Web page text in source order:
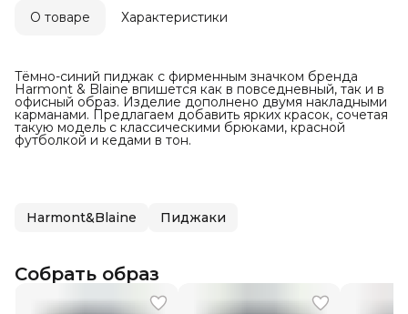
Оплата после примерки
О товаре Характеристики
Тёмно-синий пиджак с фирменным значком бренда
Harmont & Blaine впишется как в повседневный, так и в
офисный образ. Изделие дополнено двумя накладными
карманами. Предлагаем добавить ярких красок, сочетая
такую модель с классическими брюками, красной
футболкой и кедами в тон.
Harmont&Blaine Пиджаки
Собрать образ